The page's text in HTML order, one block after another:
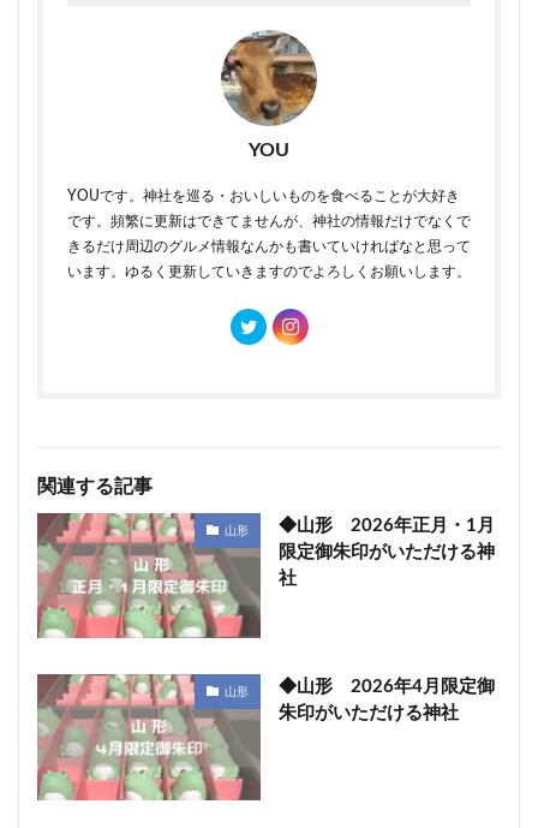
YOU
YOUです。神社を巡る・おいしいものを食べることが大好き
です。頻繁に更新はできてませんが、神社の情報だけでなくで
きるだけ周辺のグルメ情報なんかも書いていければなと思って
います。ゆるく更新していきますのでよろしくお願いします。
関連する記事
山形
◆山形 2026年正月・1月
限定御朱印がいただける神
社
山形
◆山形 2026年4月限定御
朱印がいただける神社